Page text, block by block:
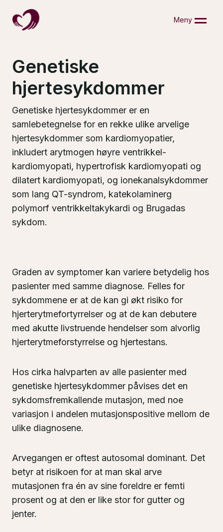
Meny
Genetiske
hjertesykdommer
Genetiske hjertesykdommer er en
samlebetegnelse for en rekke ulike arvelige
hjertesykdommer som kardiomyopatier,
inkludert arytmogen høyre ventrikkel-
kardiomyopati, hypertrofisk kardiomyopati og
dilatert kardiomyopati, og ionekanalsykdommer
som lang QT-syndrom, katekolaminerg
polymorf ventrikkeltakykardi og Brugadas
sykdom.
Graden av symptomer kan variere betydelig hos
pasienter med samme diagnose. Felles for
sykdommene er at de kan gi økt risiko for
hjerterytmefortyrrelser og at de kan debutere
med akutte livstruende hendelser som alvorlig
hjerterytmeforstyrrelse og hjertestans.
Hos cirka halvparten av alle pasienter med
genetiske hjertesykdommer påvises det en
sykdomsfremkallende mutasjon, med noe
variasjon i andelen mutasjonspositive mellom de
ulike diagnosene.
Arvegangen er oftest autosomal dominant. Det
betyr at risikoen for at man skal arve
mutasjonen fra én av sine foreldre er femti
prosent og at den er like stor for gutter og
jenter.